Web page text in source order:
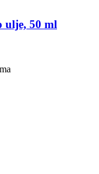
ulje, 50 ml